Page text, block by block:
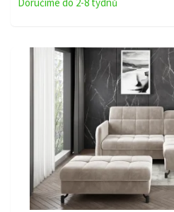
Doručíme do 2-8 týdnů